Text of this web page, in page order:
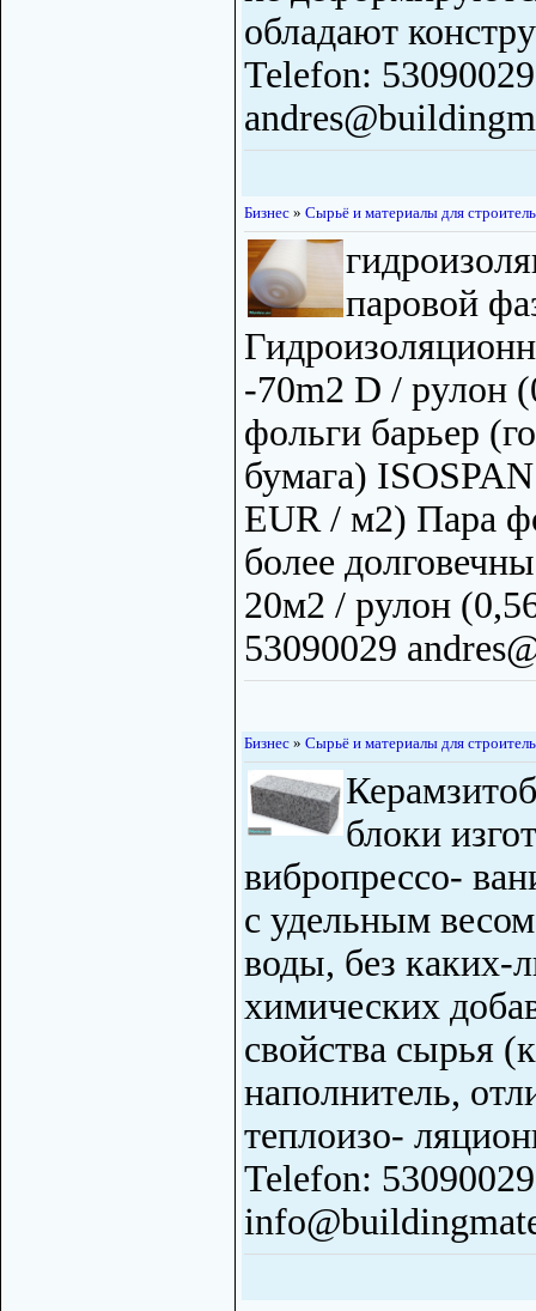
обладают
Telefon:
Бизнес » Сырьё и материалы для
паровой
-70m2 D / рулон
фольги барьер
бумага)
EUR / м2) Пара
более
20м2 / рулон
53090029
Бизнес » Сырьё и материалы для
блоки
вибропрессо-
с удельным
воды, без каких-
химических
свойства сырья
наполнитель,
теплоизо-
Telefon: